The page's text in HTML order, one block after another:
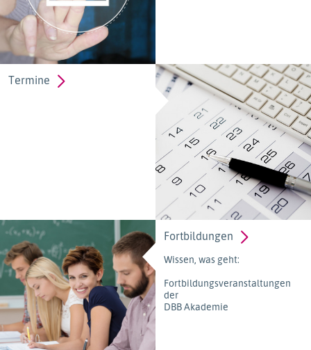
Termine
Fortbildungen
Wissen, was geht:
Fortbildungsveranstaltungen
der
DBB Akademie